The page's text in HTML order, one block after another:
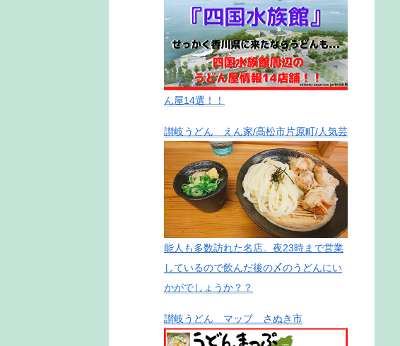
ん屋14選！！
讃岐うどん えん家/高松市片原町/人気芸
能人も多数訪れた名店。夜23時まで営業
しているので飲んだ後の〆のうどんにい
かがでしょうか？？
讃岐うどん マップ さぬき市